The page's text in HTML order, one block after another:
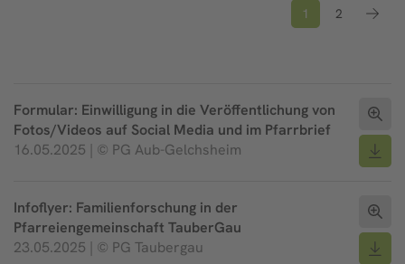
1 2
Formular: Einwilligung in die Veröffentlichung von
Fotos/Videos auf Social Media und im Pfarrbrief
16.05.2025 | © PG Aub-Gelchsheim
Infoflyer: Familienforschung in der
Pfarreiengemeinschaft TauberGau
23.05.2025 | © PG Taubergau